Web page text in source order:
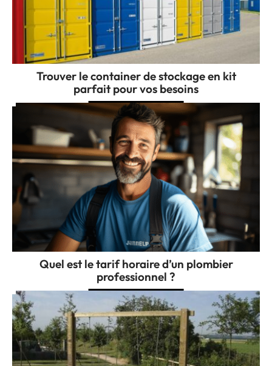
Trouver le container de stockage en kit
parfait pour vos besoins
Quel est le tarif horaire d’un plombier
professionnel ?